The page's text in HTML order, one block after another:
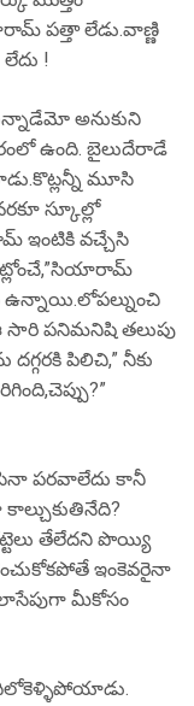
పత్తా లేడు.వాణ్ణి
!
అనుకుని
ఉంది. బైలుదేరాడే
మూసి
స్కూల్లో
ఇంటికి వచ్చేసి
ఉన్నాయి.లోపల్నుంచి
పనిమనిషి తలుపు
పిలిచి,” నీకు
పరవాలేదు కానీ
తేలేదని పొయ్యి
ఇంకెవరైనా
మీకోసం